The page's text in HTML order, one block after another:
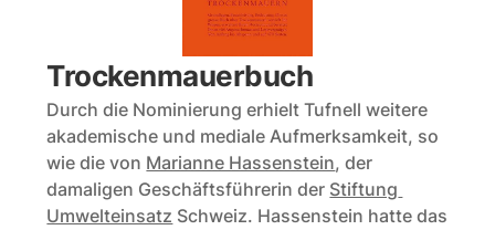
Trockenmauerbuch
Durch die Nominierung erhielt Tufnell weitere
akademische und mediale Aufmerksamkeit, so
wie die von Marianne Hassenstein, der
damaligen Geschäftsführerin der Stiftung
Umwelteinsatz Schweiz. Hassenstein hatte das